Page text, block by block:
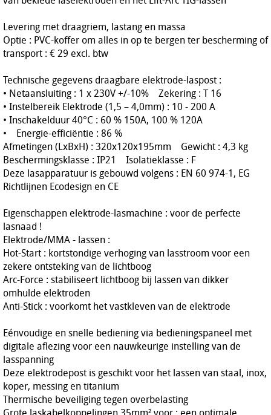
Levering met draagriem, lastang en massa
Optie : PVC-koffer om alles in op te bergen ter bescherming of
transport : € 29 excl. btw
Technische gegevens draagbare elektrode-laspost :
• Netaansluiting : 1 x 230V +/-10% Zekering : T 16
• Instelbereik Elektrode (1,5 – 4,0mm) : 10 - 200 A
• Inschakelduur 40°C : 60 % 150A, 100 % 120A
• Energie-efficiëntie : 86 %
Afmetingen (LxBxH) : 320x120x195mm Gewicht : 4,3 kg
Beschermingsklasse : IP21 Isolatieklasse : F
Deze lasapparatuur is gebouwd volgens : EN 60 974-1, EG
Richtlijnen Ecodesign en CE
Eigenschappen elektrode-lasmachine : voor de perfecte
lasnaad !
Elektrode/MMA - lassen :
Hot-Start : kortstondige verhoging van lasstroom voor een
zekere ontsteking van de lichtboog
Arc-Force : stabiliseert lichtboog bij lassen van dikker
omhulde elektroden
Anti-Stick : voorkomt het vastkleven van de elektrode
Eénvoudige en snelle bediening via bedieningspaneel met
digitale aflezing voor een nauwkeurige instelling van de
lasspanning
Deze elektrodepost is geschikt voor het lassen van staal, inox,
koper, messing en titanium
Thermische beveiliging tegen overbelasting
Grote laskabelkoppelingen 35mm² voor : een optimale